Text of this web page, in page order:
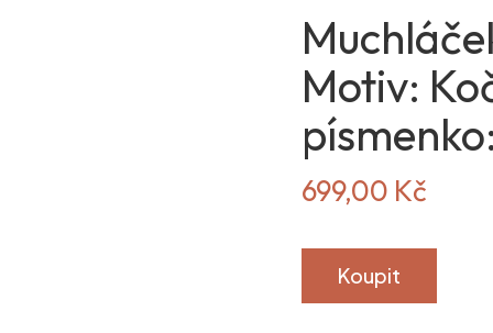
Motiv:
699,00 Kč
Koupit